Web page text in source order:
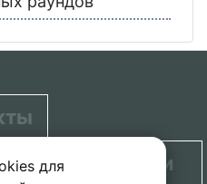
дляобработки